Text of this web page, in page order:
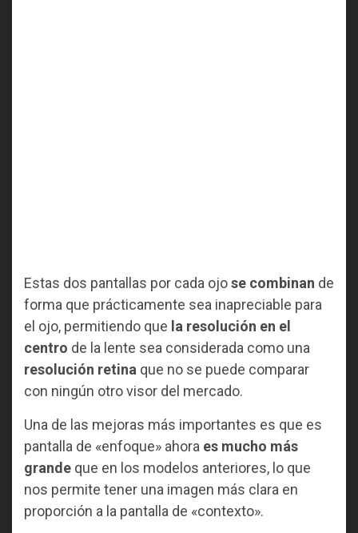
Estas dos pantallas por cada ojose combinan de
forma que prácticamente sea inapreciable para
el ojo, permitiendo que la resolución en el
centro de la lente sea considerada como una
resolución retina que no se puede comparar
con ningún otro visor del mercado.
Una de las mejoras más importantes es que es
pantalla de «enfoque» ahora es mucho más
grande que en los modelos anteriores, lo que
nos permite tener una imagen más clara en
proporción a la pantalla de «contexto».